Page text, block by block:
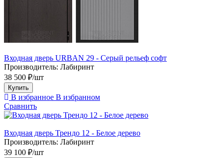
Входная дверь URBAN 29 - Серый рельеф софт
Производитель: Лабиринт
38 500 ₽/шт
Купить
В избранное В избранном
Сравнить
Входная дверь Трендо 12 - Белое дерево
Производитель: Лабиринт
39 100 ₽/шт